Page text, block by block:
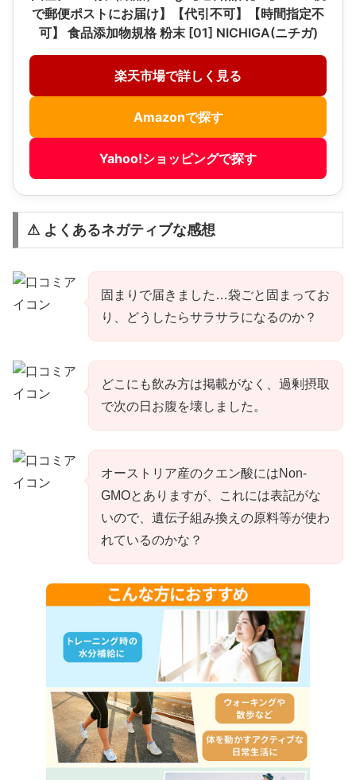
で郵便ポストにお届け】【代引不可】【時間指定不
可】 食品添加物規格 粉末 [01] NICHIGA(ニチガ)
楽天市場で詳しく見る
Amazonで探す
Yahoo!ショッピングで探す
⚠ よくあるネガティブな感想
固まりで届きました…袋ごと固まってお
り、どうしたらサラサラになるのか？
どこにも飲み方は掲載がなく、過剰摂取
で次の日お腹を壊しました。
オーストリア産のクエン酸にはNon-
GMOとありますが、これには表記がな
いので、遺伝子組み換えの原料等が使わ
れているのかな？